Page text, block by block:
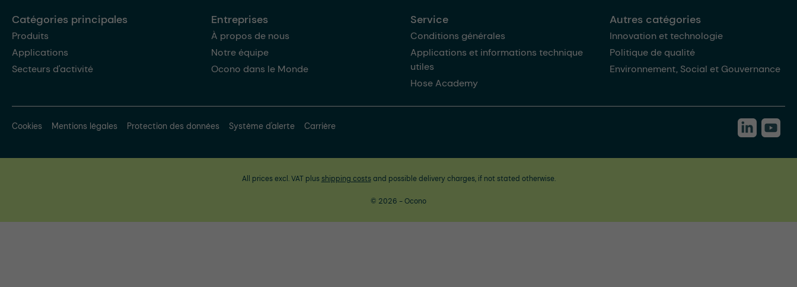
Catégories principales
Produits
Applications
Secteurs d'activité
Entreprises
À propos de nous
Notre équipe
Ocono dans le Monde
Service
Conditions générales
Applications et informations technique
utiles
Hose Academy
Autres catégories
Innovation et technologie
Politique de qualité
Environnement, Social et Gouvernance
Cookies Mentions légales Protection des données Système d'alerte Carrière
All prices excl. VAT plus shipping costsand possible delivery charges, if not stated otherwise.
© 2026 - Ocono